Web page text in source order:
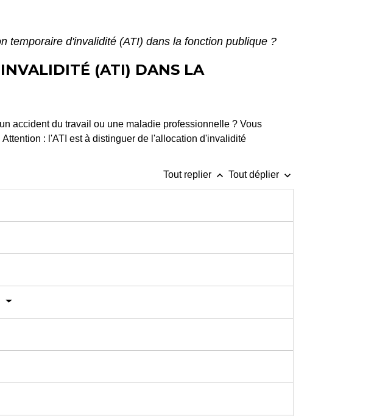
temporaire d'invalidité (ATI) dans la fonction publique ?
(ATI) DANS LA
accident du travail ou une maladie professionnelle ? Vous
: l'ATI est à distinguer de l'allocation d'invalidité
Tout replier keyboard_arrow_up Tout déplier keyboard_arrow_down